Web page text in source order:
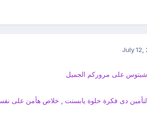
July 12,
على مروركم الجميل
دى فكرة حلوة يابسنت , خلاص هأمن على